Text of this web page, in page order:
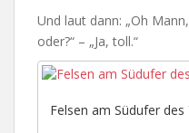
Und laut dann: „Oh
oder?“ – „Ja, toll.“
Felsen am Südufer des